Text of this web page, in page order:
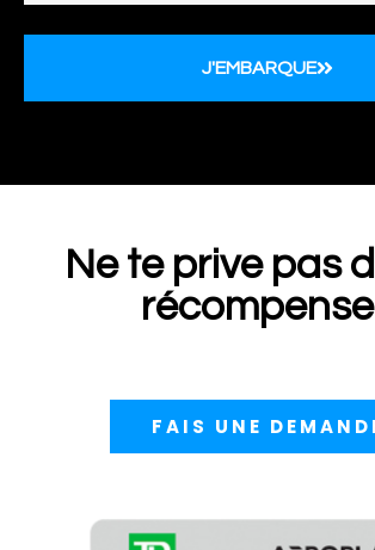
J'EMBARQUE
Ne te prive pas
FAIS UNE